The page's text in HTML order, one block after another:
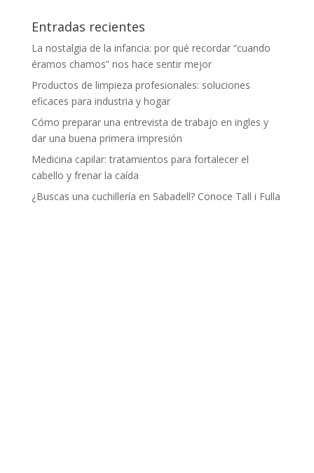
Entradas recientes
La nostalgia de la infancia: por qué recordar “cuando
éramos chamos” nos hace sentir mejor
Productos de limpieza profesionales: soluciones
eficaces para industria y hogar
Cómo preparar una entrevista de trabajo en ingles y
dar una buena primera impresión
Medicina capilar: tratamientos para fortalecer el
cabello y frenar la caída
¿Buscas una cuchillería en Sabadell? Conoce Tall i Fulla